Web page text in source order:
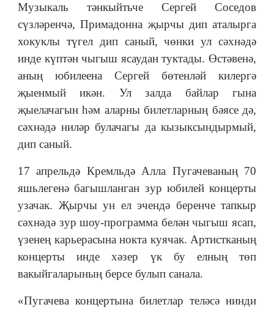
Музыкаль тәнкыйтьче Сергей Соседов
сүзләренчә, Примадонна җырчы дип аталырга
хокуклы түгел дип саный, чөнки ул сәхнәдә
инде күптән чыгыш ясаудан туктады. Өстәвенә,
аның юбилеена Сергей бөтенләй килергә
җыенмый икән. Ул залда байлар гына
җыелачагын һәм аларны билетларның бәясе дә,
сәхнәдә ниләр булачагы да кызыксындырмый,
дип саный.
17 апрельдә Кремльдә Алла Пугачеваның 70
яшьлегенә багышланган зур юбилей концерты
узачак. Җырчы ун ел эчендә беренче тапкыр
сәхнәдә зур шоу-программа белән чыгыш ясап,
үзенең карьерасына нокта куячак. Артистканың
концерты инде хәзер үк бу елның төп
вакыйгаларының берсе булып санала.
«Пугачева концертына билетлар теләсә нинди